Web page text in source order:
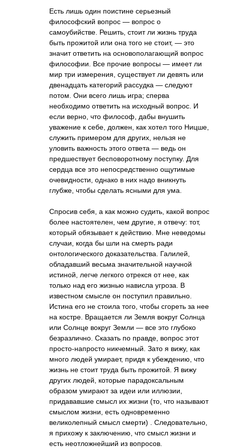
Есть лишь один поистине серьезный
философский вопрос — вопрос о
самоубийстве. Решить, стоит ли жизнь труда
быть прожитой или она того не стоит, — это
значит ответить на основополагающий вопрос
философии. Все прочие вопросы — имеет ли
мир три измерения, существует ли девять или
двенадцать категорий рассудка — следуют
потом. Они всего лишь игра; сперва
необходимо ответить на исходный вопрос. И
если верно, что философ, дабы внушить
уважение к себе, должен, как хотел того Ницше,
служить примером для других, нельзя не
уловить важность этого ответа — ведь он
предшествует бесповоротному поступку. Для
сердца все это непосредственно ощутимые
очевидности, однако в них надо вникнуть
глубже, чтобы сделать ясными для ума.
Спросив себя, а как можно судить, какой вопрос
более настоятелен, чем другие, я отвечу: тот,
который обязывает к действию. Мне неведомы
случаи, когда бы шли на смерть ради
онтологического доказательства. Галилей,
обладавший весьма значительной научной
истиной, легче легкого отрекся от нее, как
только над его жизнью нависла угроза. В
известном смысле он поступил правильно.
Истина его не стоила того, чтобы сгореть за нее
на костре. Вращается ли Земля вокруг Солнца
или Солнце вокруг Земли — все это глубоко
безразлично. Сказать по правде, вопрос этот
просто-напросто никчемный. Зато я вижу, как
много людей умирает, придя к убеждению, что
жизнь не стоит труда быть прожитой. Я вижу
других людей, которые парадоксальным
образом умирают за идеи или иллюзии,
придававшие смысл их жизни (то, что называют
смыслом жизни, есть одновременно
великолепный смысл смерти) . Следовательно,
я прихожу к заключению, что смысл жизни и
есть неотложнейший из вопросов.